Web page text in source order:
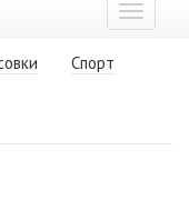
Показать
меню
Спорт